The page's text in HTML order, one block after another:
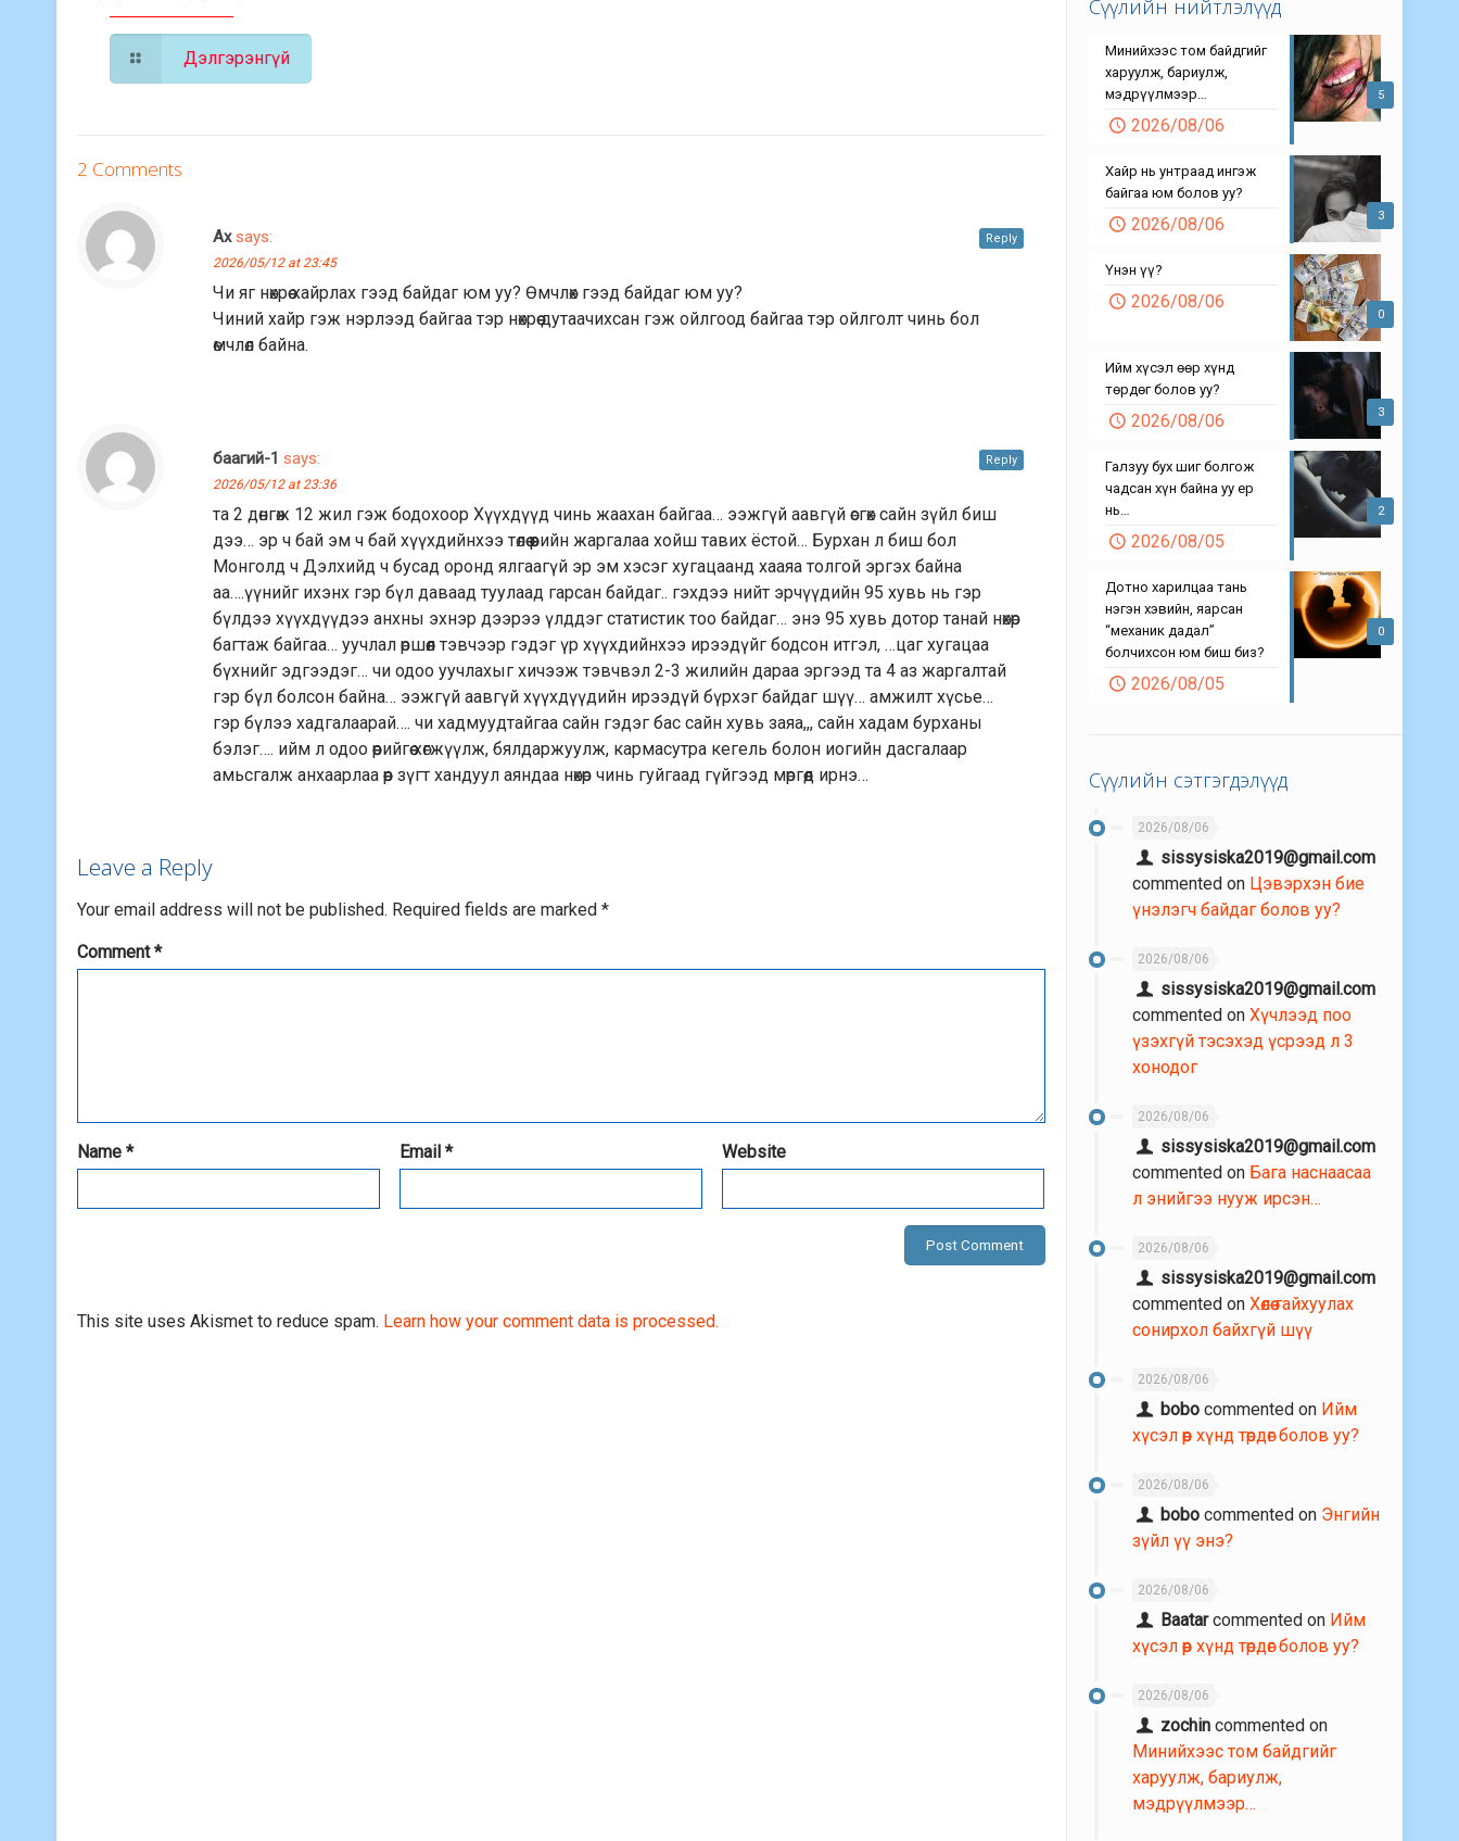
Дэлгэрэнгүй
2 Comments
Ах says:
2026/05/12 at 23:45
Чи яг нөхрөө хайрлах гээд байдаг юм уу? Өмчлөх гээд байдаг юм уу?
Чиний хайр гэж нэрлээд байгаа тэр нөхрөө дутаачихсан гэж ойлгоод байгаа тэр ойлголт чинь бол
өмчлөл байна.
Reply
баагий-1 says:
2026/05/12 at 23:36
та 2 дөнгөж 12 жил гэж бодохоор Хүүхдүүд чинь жаахан байгаа… ээжгүй аавгүй өсгөх сайн зүйл биш
дээ… эр ч бай эм ч бай хүүхдийнхээ төлөө өөрийн жаргалаа хойш тавих ёстой… Бурхан л биш бол
Монголд ч Дэлхийд ч бусад оронд ялгаагүй эр эм хэсэг хугацаанд хааяа толгой эргэх байна
аа….үүнийг ихэнх гэр бүл даваад туулаад гарсан байдаг.. гэхдээ нийт эрчүүдийн 95 хувь нь гэр
бүлдээ хүүхдүүдээ анхны эхнэр дээрээ үлддэг статистик тоо байдаг… энэ 95 хувь дотор танай нөхөр
багтаж байгаа… уучлал өршөөл тэвчээр гэдэг үр хүүхдийнхээ ирээдүйг бодсон итгэл, …цаг хугацаа
бүхнийг эдгээдэг… чи одоо уучлахыг хичээж тэвчвэл 2-3 жилийн дараа эргээд та 4 аз жаргалтай
гэр бүл болсон байна… ээжгүй аавгүй хүүхдүүдийн ирээдүй бүрхэг байдаг шүү… амжилт хүсье…
гэр бүлээ хадгалаарай…. чи хадмуудтайгаа сайн гэдэг бас сайн хувь заяа,,, сайн хадам бурханы
бэлэг…. ийм л одоо өөрийгөө хөгжүүлж, бялдаржуулж, кармасутра кегель болон иогийн дасгалаар
амьсгалж анхаарлаа өөр зүгт хандуул аяндаа нөхөр чинь гуйгаад гүйгээд мөргөөд ирнэ…
Reply
Leave a Reply
Your email address will not be published. Required fields are marked*
Comment*
Name* Email* Website
This site uses Akismet to reduce spam. Learn how your comment data is processed.
Сүүлийн нийтлэлүүд
5
Минийхээс том байдгийг
харуулж, бариулж,
мэдрүүлмээр…
2026/08/06
3
Хайр нь унтраад ингэж
байгаа юм болов уу?
2026/08/06
0
Үнэн үү?
2026/08/06
3
Ийм хүсэл өөр хүнд
төрдөг болов уу?
2026/08/06
2
Галзуу бух шиг болгож
чадсан хүн байна уу ер
нь…
2026/08/05
0
Дотно харилцаа тань
нэгэн хэвийн, яарсан
“механик дадал”
болчихсон юм биш биз?
2026/08/05
Сүүлийн сэтгэгдэлүүд
2026/08/06
sissysiska2019@gmail.com
commented on Цэвэрхэн бие
үнэлэгч байдаг болов уу?
2026/08/06
sissysiska2019@gmail.com
commented on Хүчлээд поо
үзэхгүй тэсэхэд үсрээд л 3
хонодог
2026/08/06
sissysiska2019@gmail.com
commented on Бага наснаасаа
л энийгээ нууж ирсэн…
2026/08/06
sissysiska2019@gmail.com
commented on Хөлөө гайхуулах
сонирхол байхгүй шүү
2026/08/06
bobo commented on Ийм
хүсэл өөр хүнд төрдөг болов уу?
2026/08/06
bobo commented on Энгийн
зүйл үү энэ?
2026/08/06
Baatarcommented on Ийм
хүсэл өөр хүнд төрдөг болов уу?
2026/08/06
zochin commented on
Минийхээс том байдгийг
харуулж, бариулж,
мэдрүүлмээр…